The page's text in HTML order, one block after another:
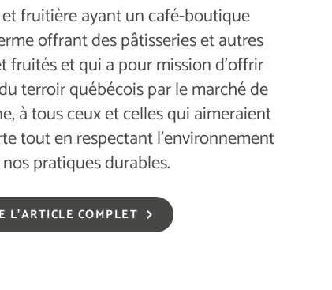
fruitière ayant un café-boutique
offrant des pâtisseries et autres
fruités et qui a pour mission d’offrir
terroir québécois par le marché de
à tous ceux et celles qui aimeraient
tout en respectant l’environnement
pratiques durables.
L'ARTICLE COMPLET